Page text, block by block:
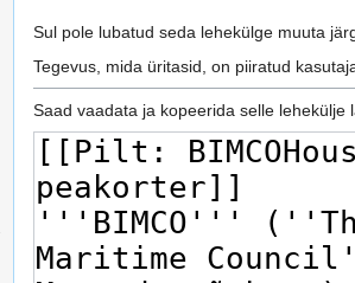
Sul pole lubatud seda lehekülge muuta
Tegevus, mida üritasid, on piiratud
Saad vaadata ja kopeerida selle lehekülje